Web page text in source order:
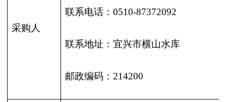
采购人
联系电话：0510-87372092
联系地址：宜兴市横山水库
邮政编码：214200